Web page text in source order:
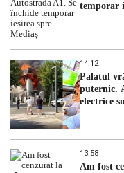
temporar
14:12
Palatul
puternic.
electrice
13:58
Am fost